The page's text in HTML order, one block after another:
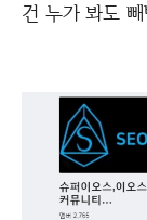
건 누가 봐도